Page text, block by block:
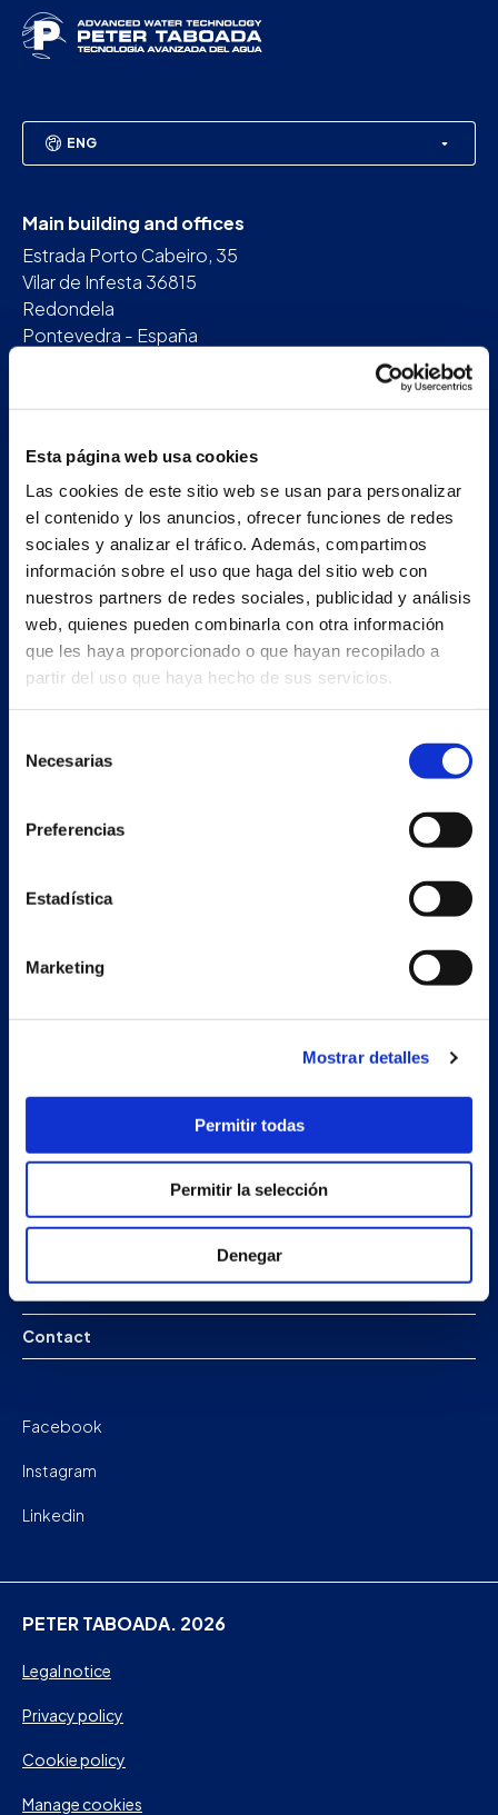
Esta página web usa cookies
Las cookies de este sitio web se usan para personalizar
el contenido y los anuncios, ofrecer funciones de redes
sociales y analizar el tráfico. Además, compartimos
información sobre el uso que haga del sitio web con
nuestros partners de redes sociales, publicidad y análisis
web, quienes pueden combinarla con otra información
que les haya proporcionado o que hayan recopilado a
partir del uso que haya hecho de sus servicios.
Necesarias
Preferencias
Estadística
Marketing
Mostrar detalles
Permitir todas
Permitir la selección
Denegar
ENG
Main building and offices
Estrada Porto Cabeiro, 35
Vilar de Infesta 36815
Redondela
Pontevedra - España
Estrada Porto Cabeiro, 68
Redondela
Projects
Contact
Facebook
Instagram
Linkedin
PETER TABOADA. 2026
Legal notice
Privacy policy
Cookie policy
Manage cookies